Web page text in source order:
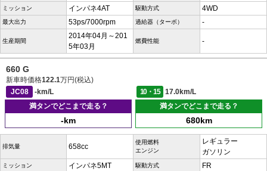
ミッション インパネ4AT 駆動方式 4WD
最大出力 53ps/7000rpm 過給器（ターボ） -
生産期間
2014年04月～201
5年03月
燃費性能 -
660 G
新車時価格122.1万円(税込)
JC08
-km/L 10・15
17.0km/L
満タンでどこまで走る？
-km
満タンでどこまで走る？
680km
排気量 658cc
使用燃料
エンジン
レギュラー
ガソリン
ミッション インパネ5MT 駆動方式 FR